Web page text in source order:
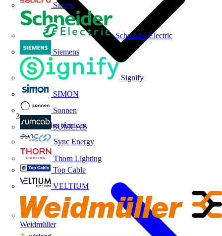
Salicru
Schneider Electric
Siemens
Signify
SIMON
Sonnen
SUMCAB
Sync Energy
Thorn Lighting
Top Cable
VELTIUM
Weidmüller
Novedades técnicas